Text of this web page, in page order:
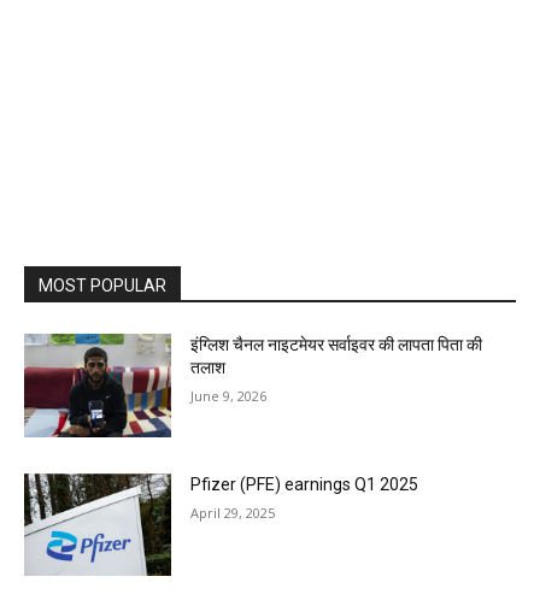
MOST POPULAR
इंग्लिश चैनल नाइटमेयर सर्वाइवर की लापता पिता की
तलाश
June 9, 2026
Pfizer (PFE) earnings Q1 2025
April 29, 2025